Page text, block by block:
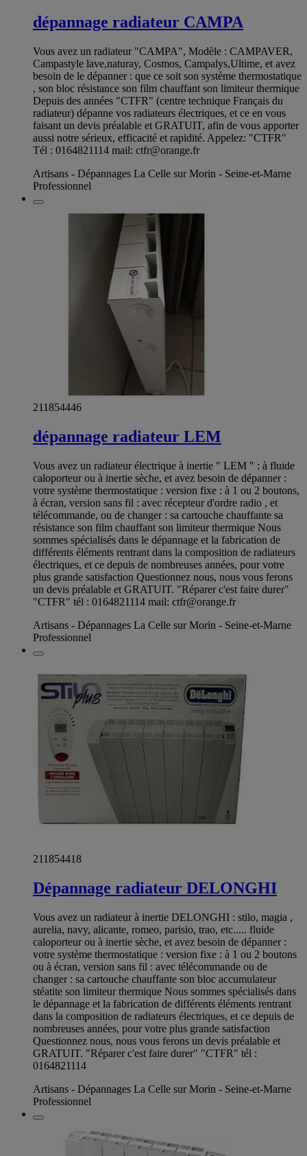
dépannage radiateur CAMPA
Vous avez un radiateur "CAMPA", Modèle : CAMPAVER,
Campastyle lave,naturay, Cosmos, Campalys,Ultime, et avez
besoin de le dépanner : que ce soit son système thermostatique
, son bloc résistance son film chauffant son limiteur thermique
Depuis des années "CTFR" (centre technique Français du
radiateur) dépanne vos radiateurs électriques, et ce en vous
faisant un devis préalable et GRATUIT, afin de vous apporter
aussi notre sérieux, efficacité et rapidité. Appelez: "CTFR"
Tél : 0164821114 mail: ctfr@orange.fr
Artisans - Dépannages La Celle sur Morin - Seine-et-Marne
Professionnel
211854446
dépannage radiateur LEM
Vous avez un radiateur électrique à inertie " LEM " : à fluide
caloporteur ou à inertie sèche, et avez besoin de dépanner :
votre système thermostatique : version fixe : à 1 ou 2 boutons,
à écran, version sans fil : avec récepteur d'ordre radio , et
télécommande, ou de changer : sa cartouche chauffante sa
résistance son film chauffant son limiteur thermique Nous
sommes spécialisés dans le dépannage et la fabrication de
différents éléments rentrant dans la composition de radiateurs
électriques, et ce depuis de nombreuses années, pour votre
plus grande satisfaction Questionnez nous, nous vous ferons
un devis préalable et GRATUIT. "Réparer c'est faire durer"
"CTFR" tél : 0164821114 mail: ctfr@orange.fr
Artisans - Dépannages La Celle sur Morin - Seine-et-Marne
Professionnel
211854418
Dépannage radiateur DELONGHI
Vous avez un radiateur à inertie DELONGHI : stilo, magia ,
aurelia, navy, alicante, romeo, parisio, trao, etc..... fluide
caloporteur ou à inertie sèche, et avez besoin de dépanner :
votre système thermostatique : version fixe : à 1 ou 2 boutons
ou à écran, version sans fil : avec télécommande ou de
changer : sa cartouche chauffante son bloc accumulateur
stéatite son limiteur thermique Nous sommes spécialisés dans
le dépannage et la fabrication de différents éléments rentrant
dans la composition de radiateurs électriques, et ce depuis de
nombreuses années, pour votre plus grande satisfaction
Questionnez nous, nous vous ferons un devis préalable et
GRATUIT. "Réparer c'est faire durer" "CTFR" tél :
0164821114
Artisans - Dépannages La Celle sur Morin - Seine-et-Marne
Professionnel